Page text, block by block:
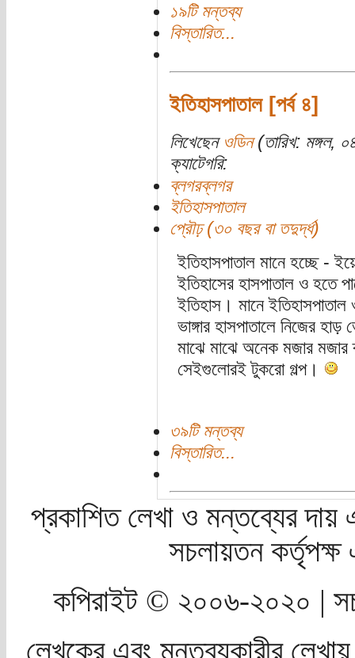
১৯টি মন্তব্য
বিস্তারিত...
ইতিহাসপাতাল [পর্ব ৪]
লিখেছেন ওডিন(তারিখ: মঙ্গল,
ক্যাটেগরি:
ব্লগরব্লগর
ইতিহাসপাতাল
প্রৌঢ় (৩০ বছর বা তদুর্দ্ধ)
ইতিহাসপাতাল মানে হচ্ছে -
ইতিহাসের হাসপাতাল ও হতে
ইতিহাস। মানে
ভাঙ্গার হাসপাতালে নিজের
মাঝে মাঝে অনেক মজার মজার
সেইগুলোরই টুকরো গল্প।
৩৯টি মন্তব্য
বিস্তারিত...
প্রকাশিত লেখা ও মন্তব্যের দায়
সচলায়তন
কপিরাইট © ২০০৬-২০২০ |
লেখকের এবং মন্তব্যকারীর